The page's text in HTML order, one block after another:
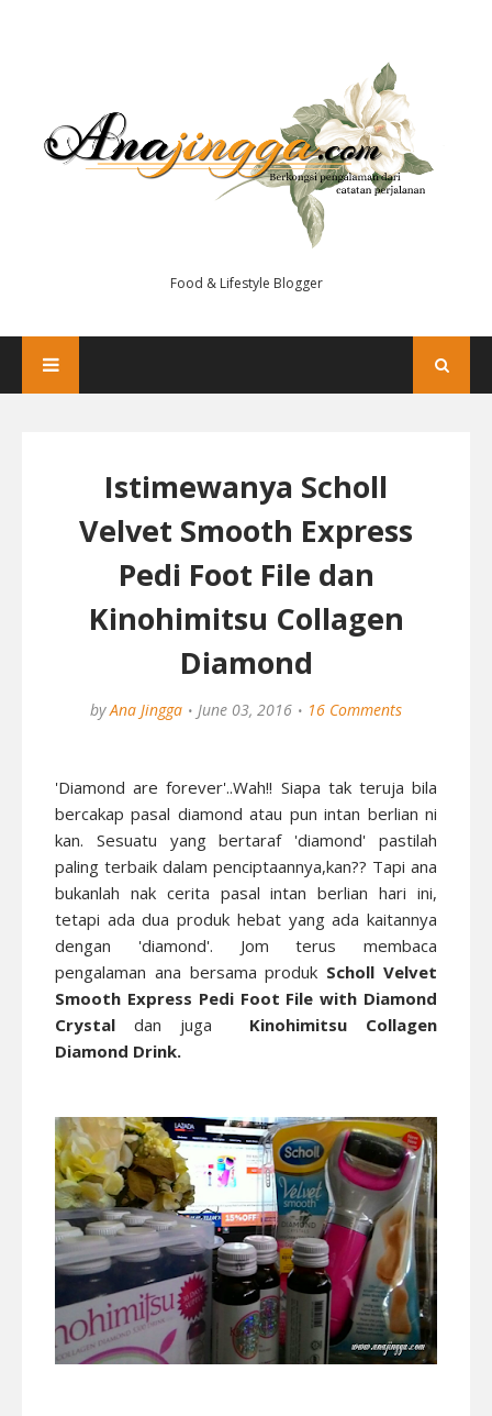
Food & Lifestyle Blogger
Istimewanya Scholl
Velvet Smooth Express
Pedi Foot File dan
Kinohimitsu Collagen
Diamond
by Ana Jingga June 03, 2016 16 Comments
'Diamond are forever'..Wah!! Siapa tak teruja bila
bercakap pasal diamond atau pun intan berlian ni
kan. Sesuatu yang bertaraf 'diamond' pastilah
paling terbaik dalam penciptaannya,kan?? Tapi ana
bukanlah nak cerita pasal intan berlian hari ini,
tetapi ada dua produk hebat yang ada kaitannya
dengan 'diamond'. Jom terus membaca
pengalaman ana bersama produk Scholl Velvet
Smooth Express Pedi Foot File with Diamond
Crystal dan juga Kinohimitsu Collagen
Diamond Drink.